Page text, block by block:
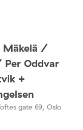
Mäkelä /
Oddvar
+
gate 69, Oslo